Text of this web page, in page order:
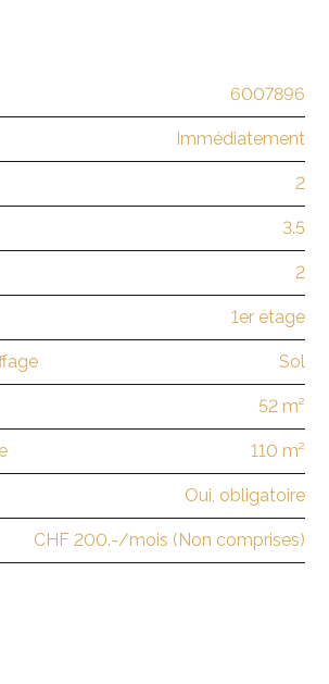
6007896
Immédiatement
2
3.5
2
1er étage
Sol
52 m²
110 m²
Oui, obligatoire
CHF 200.-/mois (Non comprises)